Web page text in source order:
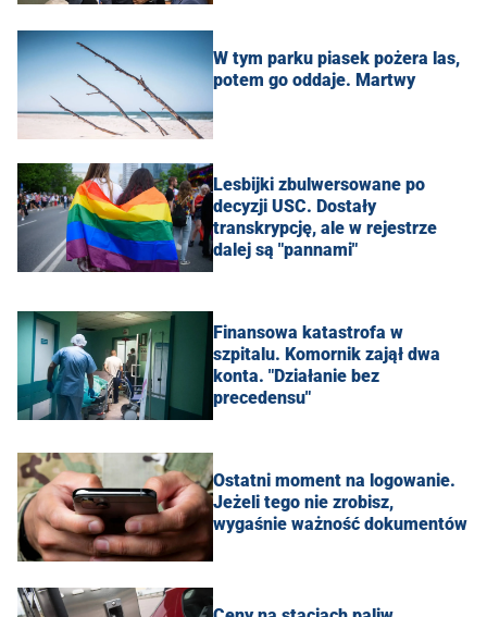
W tym parku piasek pożera las,
potem go oddaje. Martwy
Lesbijki zbulwersowane po
decyzji USC. Dostały
transkrypcję, ale w rejestrze
dalej są "pannami"
Finansowa katastrofa w
szpitalu. Komornik zajął dwa
konta. "Działanie bez
precedensu"
Ostatni moment na logowanie.
Jeżeli tego nie zrobisz,
wygaśnie ważność dokumentów